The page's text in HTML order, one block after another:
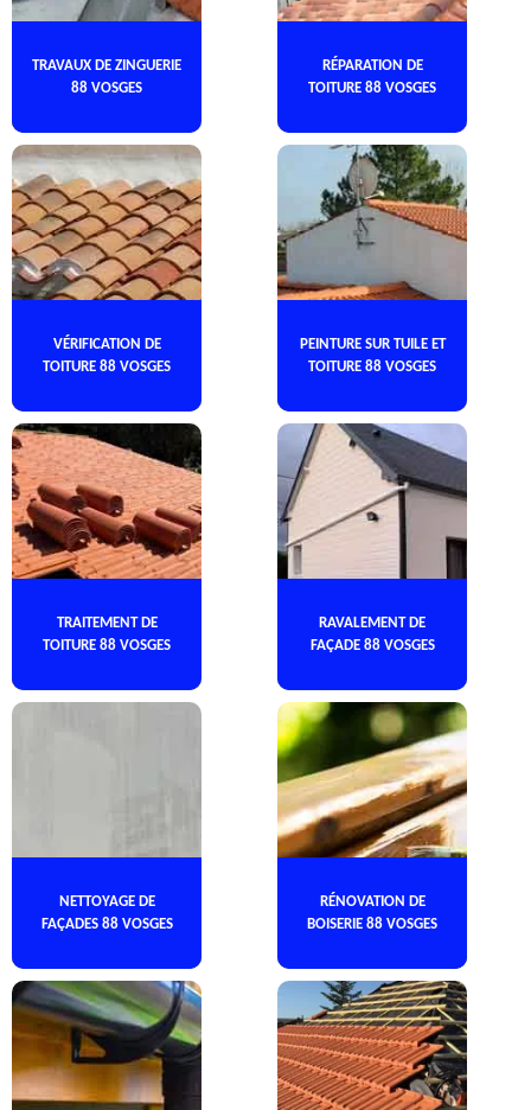
TRAVAUX DE ZINGUERIE
88 VOSGES
RÉPARATION DE
TOITURE 88 VOSGES
VÉRIFICATION DE
TOITURE 88 VOSGES
PEINTURE SUR TUILE ET
TOITURE 88 VOSGES
TRAITEMENT DE
TOITURE 88 VOSGES
RAVALEMENT DE
FAÇADE 88 VOSGES
NETTOYAGE DE
FAÇADES 88 VOSGES
RÉNOVATION DE
BOISERIE 88 VOSGES